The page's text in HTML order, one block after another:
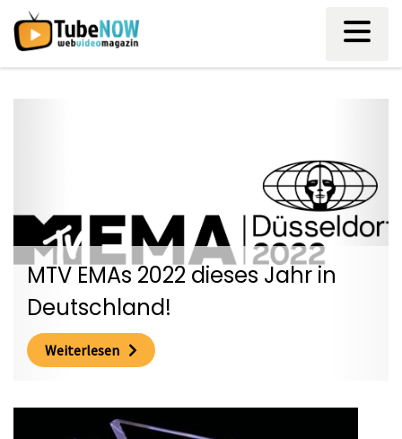
content
MTV EMAs 2022 dieses Jahr in
Deutschland!
Weiterlesen